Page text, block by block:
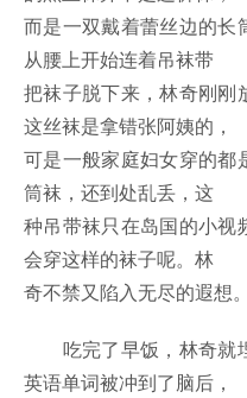
而是一双戴着蕾丝边的长
从腰上开始连着吊袜带
把袜子脱下来，林奇刚刚
这丝袜是拿错张阿姨的，
可是一般家庭妇女穿的都
筒袜，还到处乱丢，这
种吊带袜只在岛国的小视
会穿这样的袜子呢。林
奇不禁又陷入无尽的遐想。
吃完了早饭，林奇就
英语单词被冲到了脑后，